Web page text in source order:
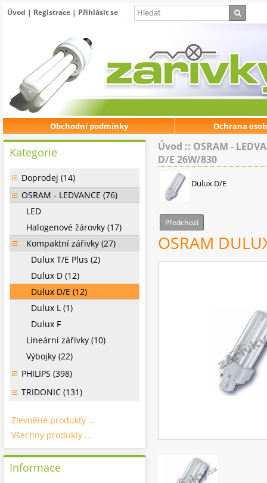
Úvod | Registrace | Přihlásit se
Obchodní podmínky Ochrana
Úvod :: OSRAM -
D/E 26W/830
Dulux D/E
Předchozí
OSRAM
Kategorie
Doprodej (14)
OSRAM - LEDVANCE (76)
LED
Halogenové žárovky (17)
Kompaktní zářivky (27)
Dulux T/E Plus (2)
Dulux D (12)
Dulux D/E (12)
Dulux L (1)
Dulux F
Lineární zářivky (10)
Výbojky (22)
PHILIPS (398)
TRIDONIC (131)
Zlevněné produkty ...
Všechny produkty ...
Informace